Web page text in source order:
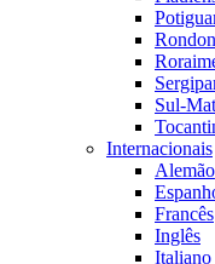
Sul-
Internacionais
Alemão
Francês
Inglês
Italiano